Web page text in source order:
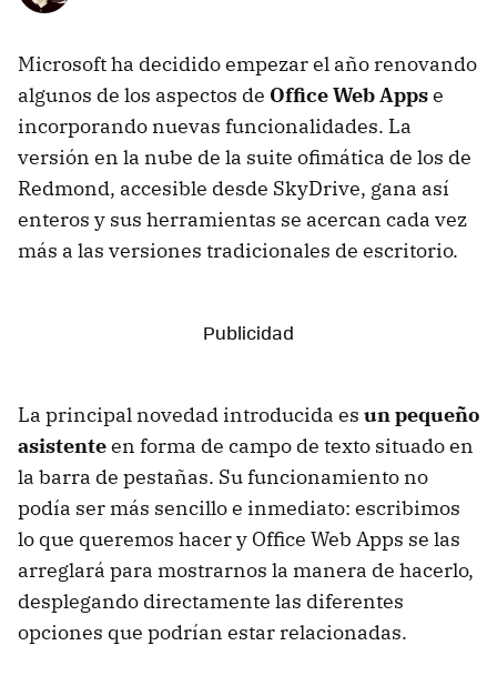
Microsoft ha decidido empezar el año renovando
algunos de los aspectos de Office Web Appse
incorporando nuevas funcionalidades. La
versión en la nube de la suite ofimática de los de
Redmond, accesible desde SkyDrive, gana así
enteros y sus herramientas se acercan cada vez
más a las versiones tradicionales de escritorio.
La principal novedad introducida es un pequeño
asistenteen forma de campo de texto situado en
la barra de pestañas. Su funcionamiento no
podía ser más sencillo e inmediato: escribimos
lo que queremos hacer y Office Web Apps se las
arreglará para mostrarnos la manera de hacerlo,
desplegando directamente las diferentes
opciones que podrían estar relacionadas.